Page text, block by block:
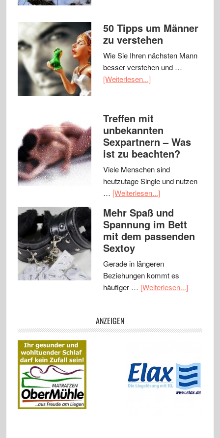
50 Tipps um Männer
zu verstehen
Wie Sie Ihren nächsten Mann
besser verstehen und …
[Weiterlesen...]
Treffen mit
unbekannten
Sexpartnern – Was
ist zu beachten?
Viele Menschen sind
heutzutage Single und nutzen
… [Weiterlesen...]
Mehr Spaß und
Spannung im Bett
mit dem passenden
Sextoy
Gerade in längeren
Beziehungen kommt es
häufiger … [Weiterlesen...]
ANZEIGEN